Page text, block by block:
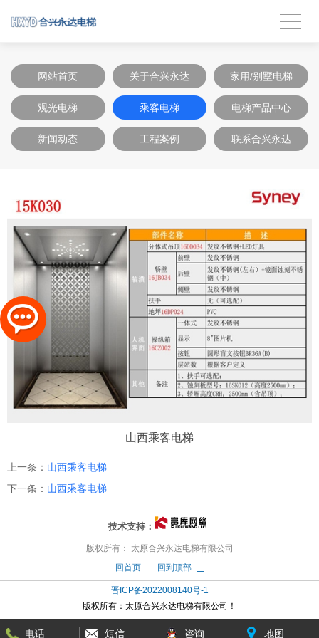
网站首页 关于合兴永达 家用/别墅电梯
观光电梯 乘客电梯 电梯产品中心
新闻动态 工程案例 联系合兴永达
山西乘客电梯
上一条： 山西乘客电梯
下一条： 山西乘客电梯
技术支持：
版权所有： 太原合兴永达电梯有限公司
回首页
回到顶部
晋ICP备2022008140号-1
版权所有： 太原合兴永达电梯有限公司！
电话 短信 咨询 地图